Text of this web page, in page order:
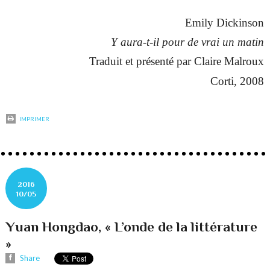
Emily Dickinson
Y aura-t-il pour de vrai un matin
Traduit et présenté par Claire Malroux
Corti, 2008
IMPRIMER
2016
10/05
Yuan Hongdao, « L’onde de la littérature
»
Share